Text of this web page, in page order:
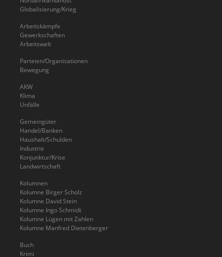
Globalisierung/Krieg
Arbeitskämpfe
Gewerkschaften
Arbeitswelt
Parteien/Organisationen
Bewegung
AKW
Klima
Unfälle
Gemeingüter
Handel/Banken
Haushalt/Schulden
Industrie
Konjunktur/Krise
Landwirtschaft
Kolumnen
Kolumne Birger Scholz
Kolumne David Stein
Kolumne Ingo Schmidt
Kolumne Lügen mit Zahlen
Kolumne Manfred Dietenberger
Buch
Krimi